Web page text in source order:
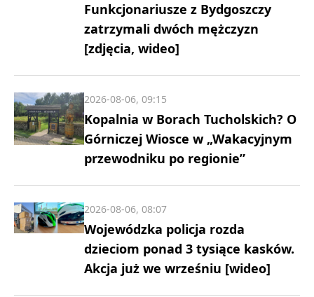
Funkcjonariusze z Bydgoszczy
zatrzymali dwóch mężczyzn
[zdjęcia, wideo]
Kopalnia w Borach Tucholskich? O
Górniczej Wiosce w „Wakacyjnym
przewodniku po regionie”
2026-08-06, 09:15
Wojewódzka policja rozda
dzieciom ponad 3 tysiące kasków.
Akcja już we wrześniu [wideo]
2026-08-06, 08:07